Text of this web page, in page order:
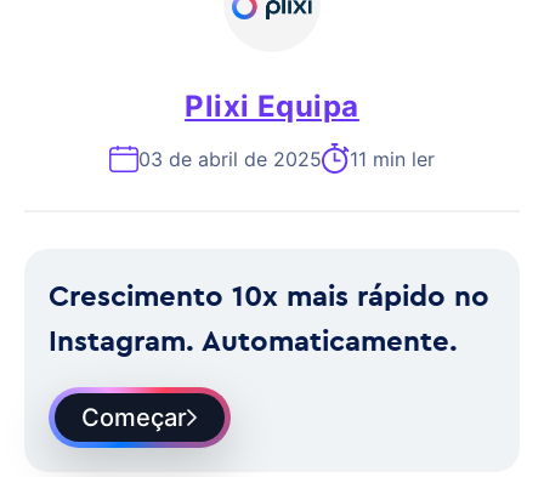
Plixi Equipa
03 de abril de 2025 11 min ler
Crescimento 10x mais rápido no
Instagram. Automaticamente.
Começar